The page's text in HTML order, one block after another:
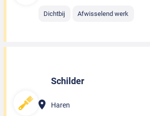
Dichtbij Afwisselend werk
Schilder
Haren